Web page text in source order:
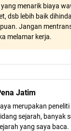
menarik biaya
dsb lebih baik
Jangan
melamar kerja.
Jatim
merupakan
sejarah, banyak
yang saya baca.